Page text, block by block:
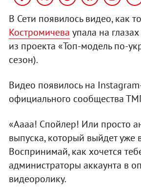
В Сети появилось видео, как
Костромичева упала на
из проекта «Топ-модель по-
сезон).
Видео появилось на
официального сообщества
«Аааа! Спойлер! Или просто
выпуска, который выйдет уже
Воспринимай, как хочется
администраторы аккаунта в
видеоролику.